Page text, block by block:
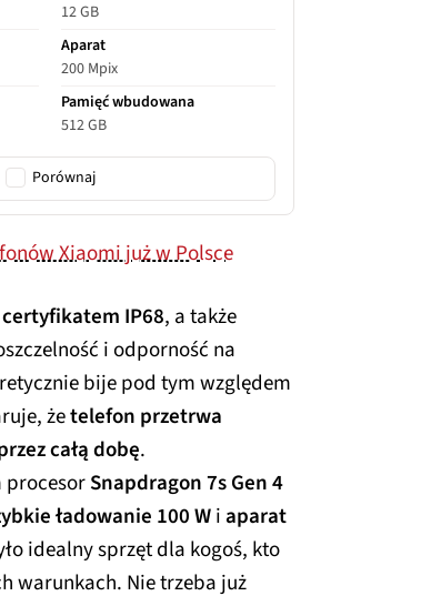
12 GB
Aparat
200 Mpix
Pamięć wbudowana
512 GB
Porównaj
Xiaomi już w Polsce
certyfikatem IP68, a także
i odporność na
bije pod tym względem
żetelefon przetrwa
całą dobę.
procesorSnapdragon 7s Gen 4
ładowanie 100 Wiaparat
idealny sprzęt dla kogoś, kto
warunkach. Nie trzeba już